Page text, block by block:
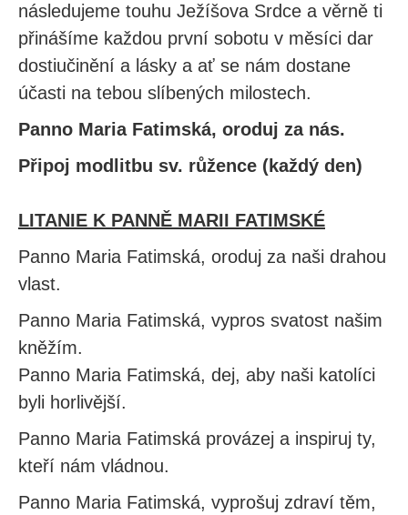
následujeme touhu Ježíšova Srdce a věrně ti
přinášíme každou první sobotu v měsíci dar
dostiučinění a lásky a ať se nám dostane
účasti na tebou slíbených milostech.
Panno Maria Fatimská, oroduj za nás.
Připoj modlitbu sv. růžence (každý den)
LITANIE K PANNĚ MARII FATIMSKÉ
Panno Maria Fatimská, oroduj za naši drahou
vlast.
Panno Maria Fatimská, vypros svatost našim
kněžím.
Panno Maria Fatimská, dej, aby naši katolíci
byli horlivější.
Panno Maria Fatimská provázej a inspiruj ty,
kteří nám vládnou.
Panno Maria Fatimská, vyprošuj zdraví těm,